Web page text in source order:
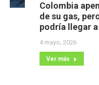
Colombia
de su gas,
podría llegar a
4 mayo, 2026
Ver más